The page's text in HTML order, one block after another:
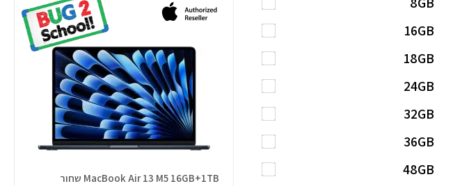
MacBook Air 13 M5 16GB+1TB שחור
16GB
18GB
24GB
32GB
36GB
48GB